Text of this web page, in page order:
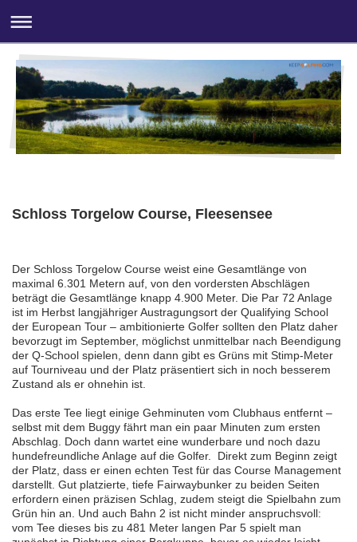
Schloss Torgelow Course, Fleesensee
Der Schloss Torgelow Course weist eine Gesamtlänge von
maximal 6.301 Metern auf, von den vordersten Abschlägen
beträgt die Gesamtlänge knapp 4.900 Meter. Die Par 72 Anlage
ist im Herbst langjähriger Austragungsort der Qualifying School
der European Tour – ambitionierte Golfer sollten den Platz daher
bevorzugt im September, möglichst unmittelbar nach Beendigung
der Q-School spielen, denn dann gibt es Grüns mit Stimp-Meter
auf Tourniveau und der Platz präsentiert sich in noch besserem
Zustand als er ohnehin ist.
Das erste Tee liegt einige Gehminuten vom Clubhaus entfernt –
selbst mit dem Buggy fährt man ein paar Minuten zum ersten
Abschlag. Doch dann wartet eine wunderbare und noch dazu
hundefreundliche Anlage auf die Golfer. Direkt zum Beginn zeigt
der Platz, dass er einen echten Test für das Course Management
darstellt. Gut platzierte, tiefe Fairwaybunker zu beiden Seiten
erfordern einen präzisen Schlag, zudem steigt die Spielbahn zum
Grün hin an. Und auch Bahn 2 ist nicht minder anspruchsvoll:
vom Tee dieses bis zu 481 Meter langen Par 5 spielt man